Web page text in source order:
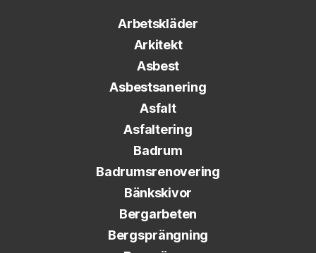
Arbetskläder
Arkitekt
Asbest
Asbestsanering
Asfalt
Asfaltering
Badrum
Badrumsrenovering
Bänkskivor
Bergarbeten
Bergsprängning